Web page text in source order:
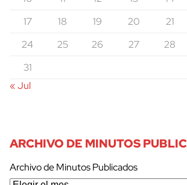
17
18 19 20 21
24
25 26 27 28
31
« Jul
ARCHIVO DE MINUTOS
Archivo de Minutos Publicados